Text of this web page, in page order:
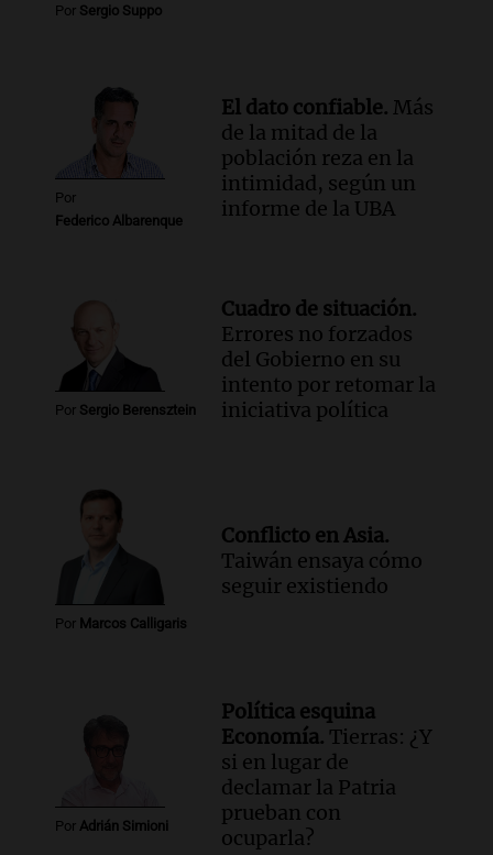
Por Sergio Suppo
Por
Federico Albarenque
El dato confiable. Más
de la mitad de la
población reza en la
intimidad, según un
informe de la UBA
Por Sergio Berensztein
Cuadro de situación.
Errores no forzados
del Gobierno en su
intento por retomar la
iniciativa política
Por Marcos Calligaris
Conflicto en Asia.
Taiwán ensaya cómo
seguir existiendo
Por Adrián Simioni
Política esquina
Economía. Tierras: ¿Y
si en lugar de
declamar la Patria
prueban con
ocuparla?